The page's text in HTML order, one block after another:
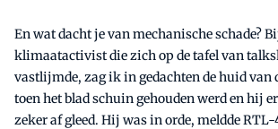
En wat dacht je van mechanische schade?
klimaatactivist die zich op de tafel van
vastlijmde, zag ik in gedachten de huid van
toen het blad schuin gehouden werd en hij
zeker af gleed. Hij was in orde, meldde